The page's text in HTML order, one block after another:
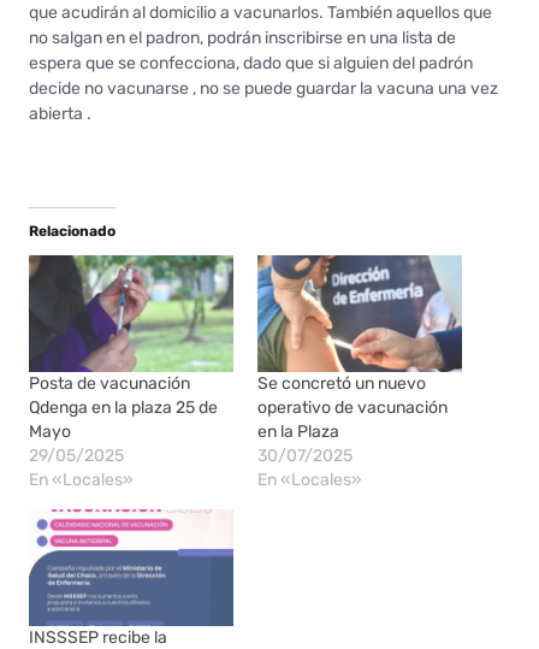
que acudirán al domicilio a vacunarlos. También aquellos que
no salgan en el padron, podrán inscribirse en una lista de
espera que se confecciona, dado que si alguien del padrón
decide no vacunarse , no se puede guardar la vacuna una vez
abierta .
Relacionado
Posta de vacunación
Qdenga en la plaza 25 de
Mayo
29/05/2025
En «Locales»
Se concretó un nuevo
operativo de vacunación
en la Plaza
30/07/2025
En «Locales»
INSSSEP recibe la